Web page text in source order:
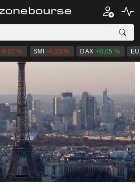
-0,27 % SMI -0,23 % DAX +0,05 %